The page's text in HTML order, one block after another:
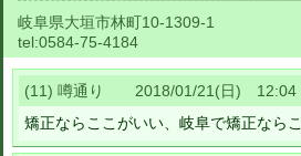
岐阜県大垣市林町10-1309-1
tel:0584-75-4184
(11) 噂通り 2018/01/21(日) 12:04
矯正ならここがいい、岐阜で矯正ならこ